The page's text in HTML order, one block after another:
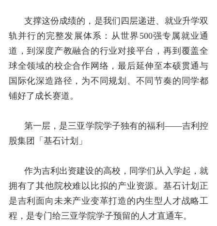
支撑这份成绩的，是我们四层递进、就业升学双
轨并行的完整发展体系：从世界 500强专属就业通
道，到深度产教融合的行业对接平台，再到覆盖全
球全领域的校企合作网络，最后延伸至本硕贯通与
国际化深造路径，为不同规划、不同节奏的同学都
铺好了成长赛道。
第一层，是三亚学院学子独有的福利——吉利控
股集团「基石计划」
作为吉利出资建设的高校，同学们从入学起，就
拥有了其他院校难以比拟的产业资源。基石计划正
是吉利面向未来产业变革打造的内生型人才战略工
程，是专门给三亚学院学子预留的人才直通车。